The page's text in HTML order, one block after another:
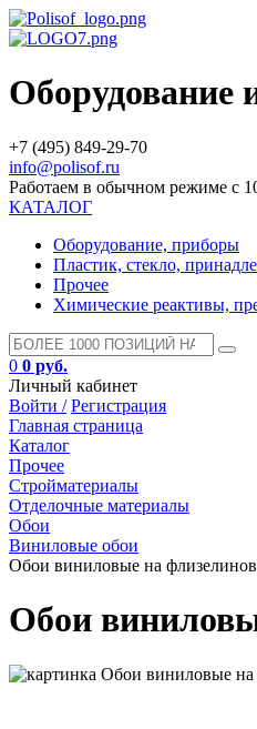
Оборудование
+7 (495) 849-29-70
info@polisof.ru
Работаем в обычном режиме с
КАТАЛОГ
Оборудование, приборы
Пластик, стекло,
Прочее
Химические реактивы,
0 0 руб.
Личный кабинет
Войти / Регистрация
Главная страница
Каталог
Прочее
Стройматериалы
Отделочные материалы
Обои
Виниловые обои
Обои виниловые на
Обои